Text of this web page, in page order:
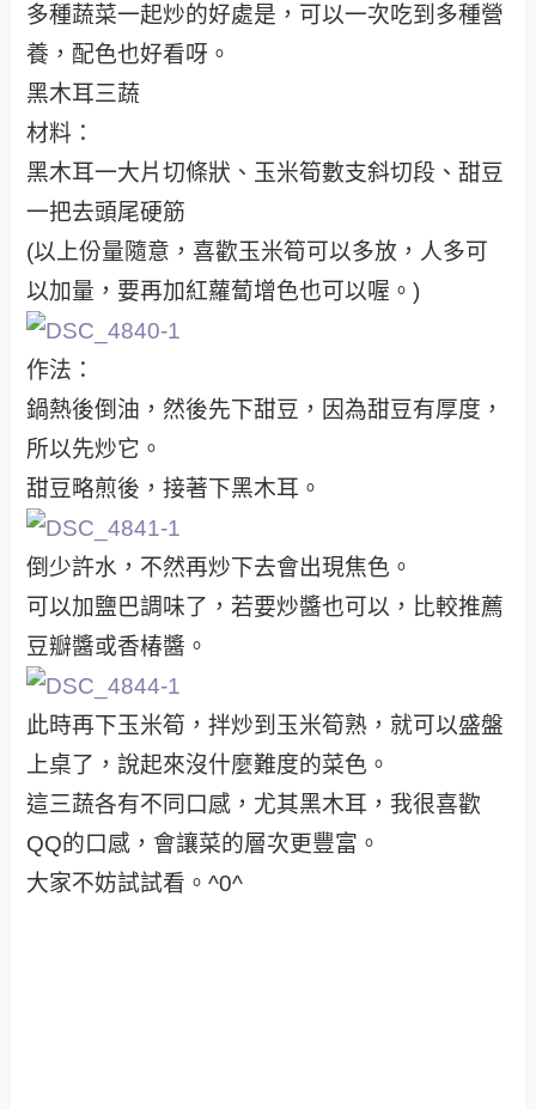
多種蔬菜一起炒的好處是，可以一次吃到多種營
養，配色也好看呀。
黑木耳三蔬
材料：
黑木耳一大片切條狀、玉米筍數支斜切段、甜豆
一把去頭尾硬筋
(以上份量隨意，喜歡玉米筍可以多放，人多可
以加量，要再加紅蘿蔔增色也可以喔。)
作法：
鍋熱後倒油，然後先下甜豆，因為甜豆有厚度，
所以先炒它。
甜豆略煎後，接著下黑木耳。
倒少許水，不然再炒下去會出現焦色。
可以加鹽巴調味了，若要炒醬也可以，比較推薦
豆瓣醬或香椿醬。
此時再下玉米筍，拌炒到玉米筍熟，就可以盛盤
上桌了，說起來沒什麼難度的菜色。
這三蔬各有不同口感，尤其黑木耳，我很喜歡
QQ的口感，會讓菜的層次更豐富。
大家不妨試試看。^0^